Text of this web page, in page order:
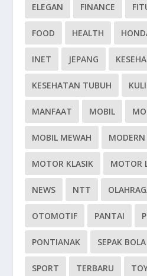
ELEGAN FINANCE
FOOD HEALTH
INET JEPANG
KESEHATAN TUBUH
MANFAAT MOBIL
MOBIL MEWAH MODERN
MOTOR KLASIK MOTOR
NEWS NTT
OTOMOTIF PANTAI
PONTIANAK SEPAK BOLA
SPORT TERBARU